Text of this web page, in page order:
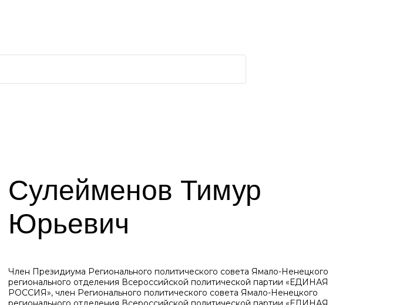
Сулейменов Тимур
Юрьевич
Член Президиума Регионального политического совета Ямало-Ненецкого
регионального отделения Всероссийской политической партии «ЕДИНАЯ
РОССИЯ», член Регионального политического совета Ямало-Ненецкого